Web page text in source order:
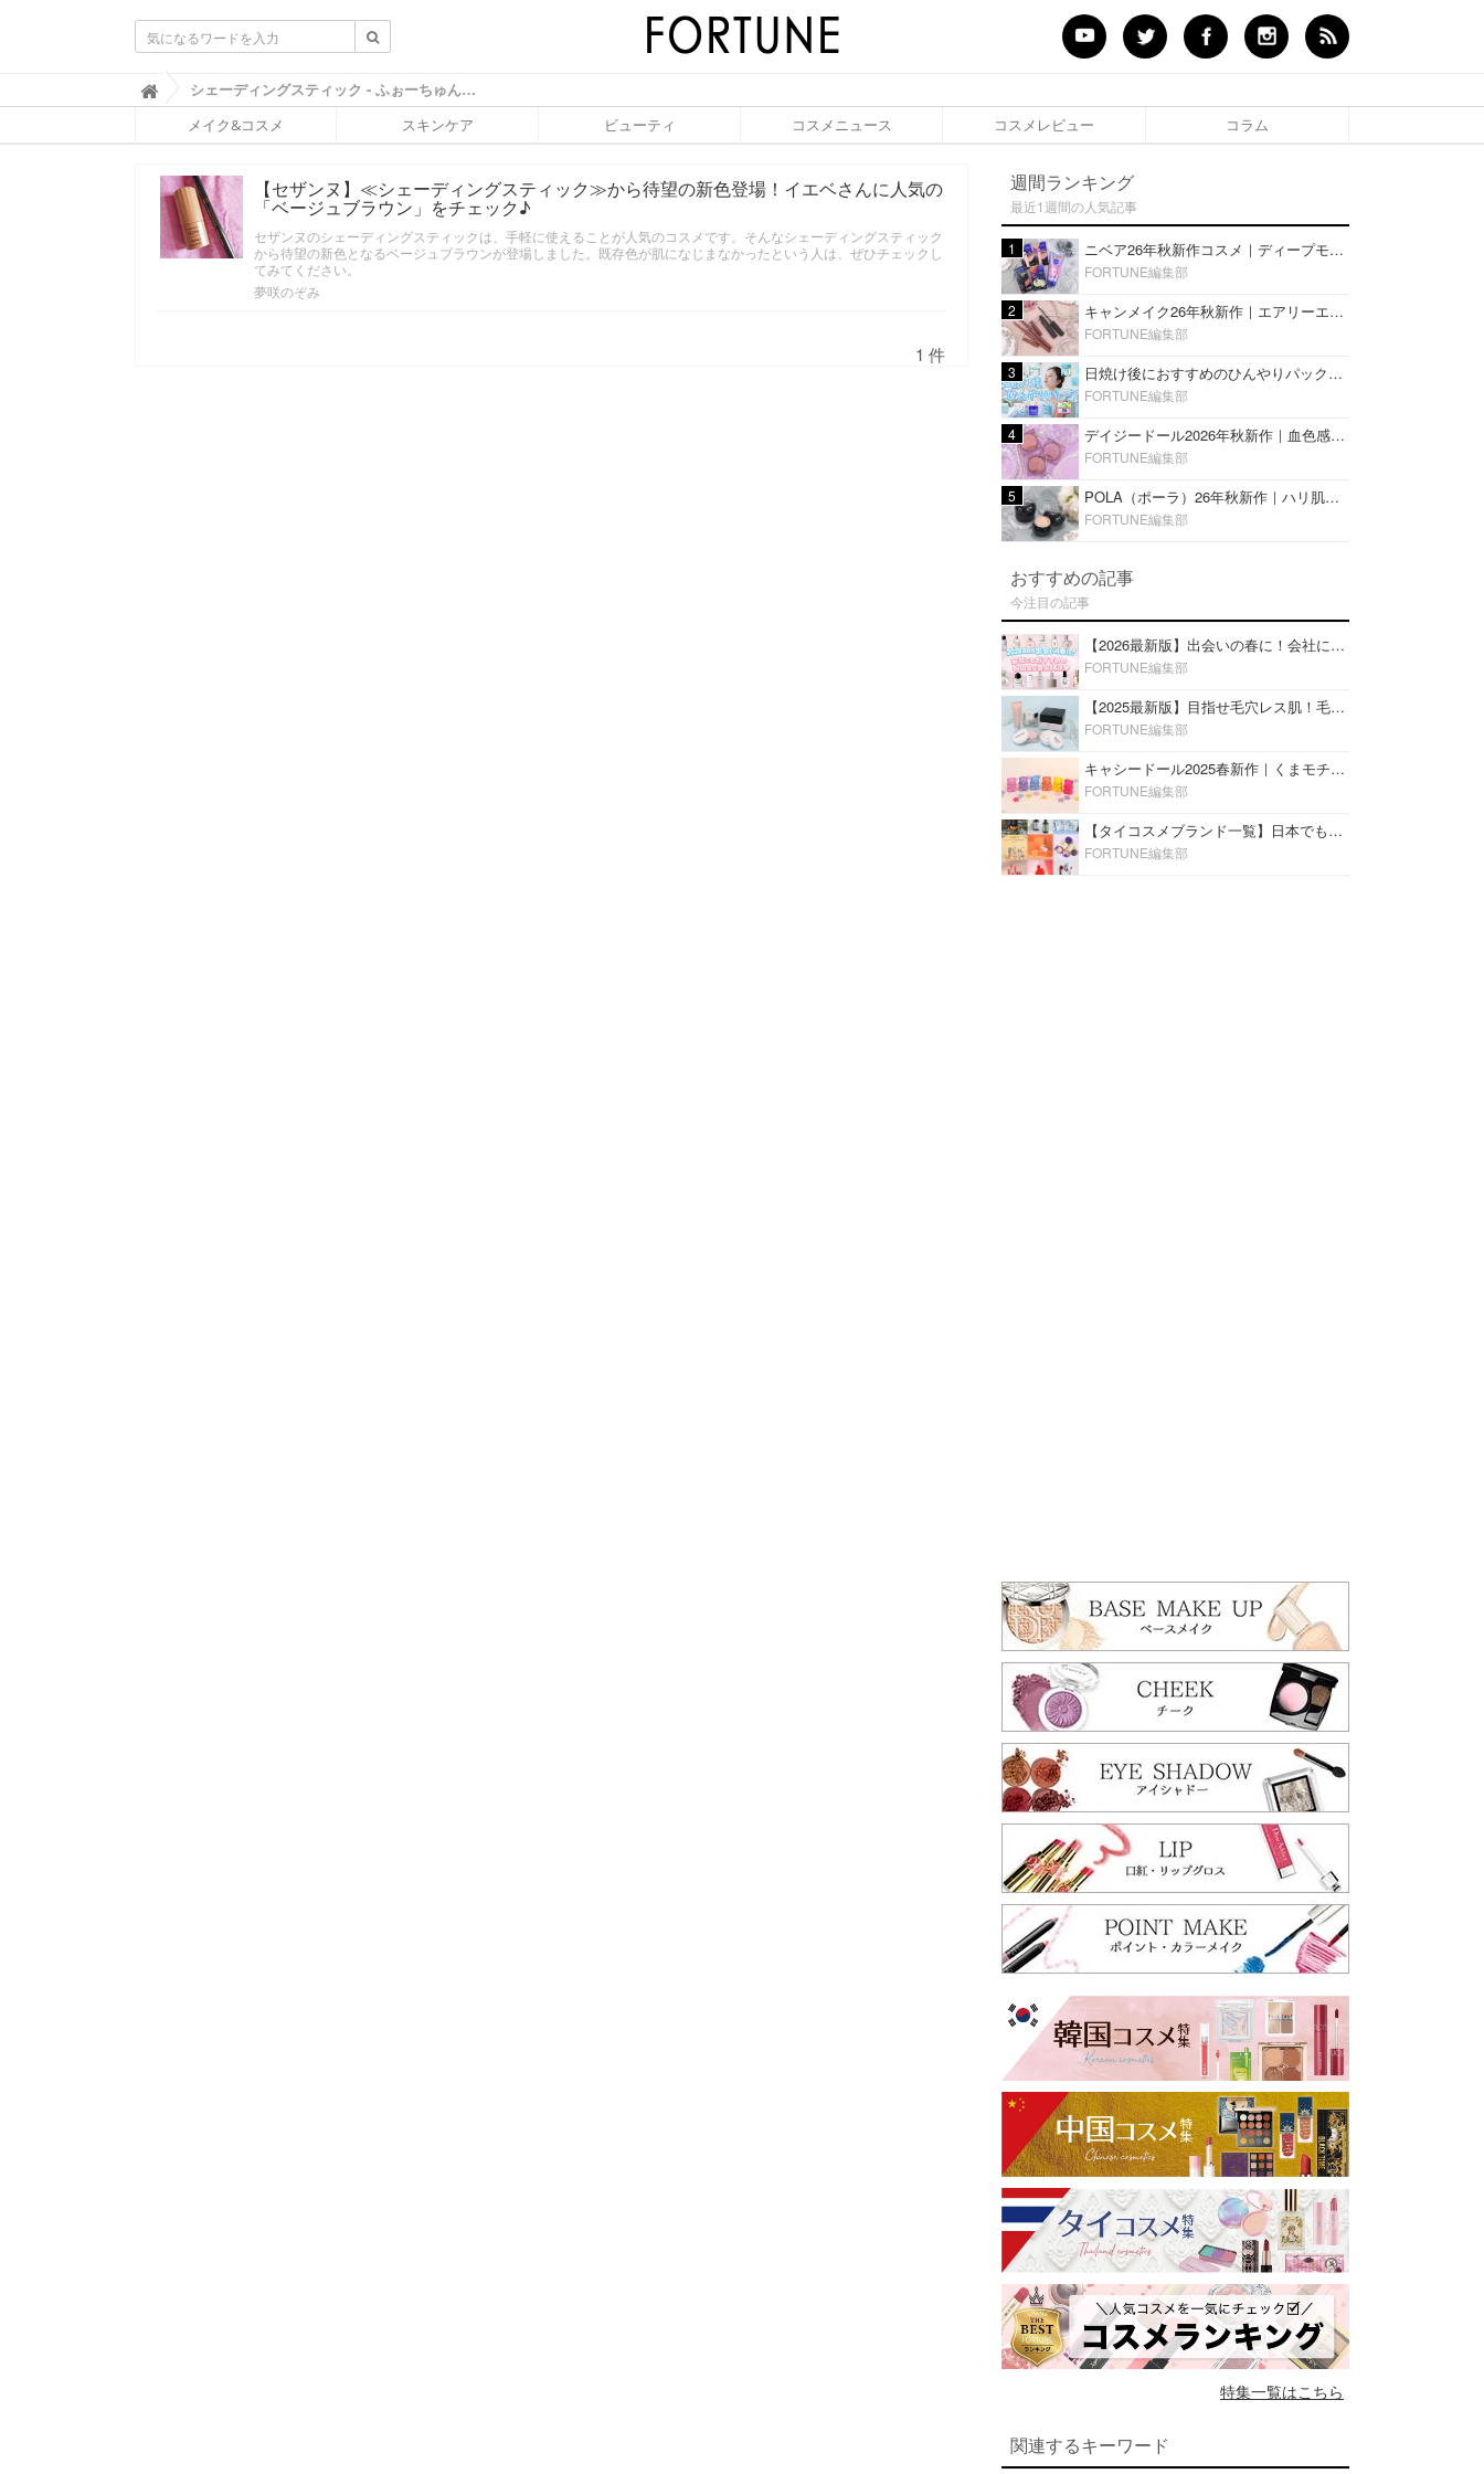
ふ
ぉ
ち
ん
F
O
シェーディングスティック - ふぉーちゅん(FORTUNE)
メイク&コスメ スキンケア ビューティ コスメニュース コスメレビュー コラム
【セザンヌ】≪シェーディングスティック≫から待望の新色登場！イエベさんに人気の
「ベージュブラウン」をチェック♪
セザンヌのシェーディングスティックは、手軽に使えることが人気のコスメです。そんなシェーディングスティック
から待望の新色となるベージュブラウンが登場しました。既存色が肌になじまなかったという人は、ぜひチェックし
てみてください。
夢咲のぞみ
1 件
週間ランキング
最近1週間の人気記事
1 ニベア26年秋新作コスメ｜ディープモイスチャーリップの美容液タイプや2in1ボディクリームスクラブも
FORTUNE編集部
2 キャンメイク26年秋新作｜エアリーエクステンションライナー＆カールスナイパーマスカラ新色をレビュー
FORTUNE編集部
3 日焼け後におすすめのひんやりパック14選｜暑い夏にぴったりな冷凍／鎮静／うるおいチャージマスクを紹介
FORTUNE編集部
4 デイジードール2026年秋新作｜血色感が可愛い♡『パウダー ブラッシュ ブルーム』新3色をレビュー
FORTUNE編集部
5 POLA（ポーラ）26年秋新作｜ハリ肌を叶える『B.A デイ プランプ ファンデーション』を口コミ
FORTUNE編集部
おすすめの記事
今注目の記事
【2026最新版】出会いの春に！会社にもおすすめの好印象な香水14選♡ビジネスの場での香水マナーも
FORTUNE編集部
【2025最新版】目指せ毛穴レス肌！毛穴を埋めて隠す「おすすめ部分用下地＆プライマー」ランキング♡
FORTUNE編集部
キャシードール2025春新作｜くまモチーフのミニリップ「シャイニーベア リップモイスト」をレビュー♡
FORTUNE編集部
【タイコスメブランド一覧】日本でも人気沸騰中の“タイコスメ”ブランド20選！
FORTUNE編集部
特集一覧はこちら
関連するキーワード